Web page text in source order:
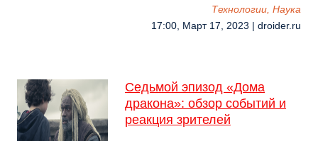
Технологии, Наука
17:00, Март 17, 2023 | droider.ru
Седьмой эпизод «Дома
дракона»: обзор событий и
реакция зрителей